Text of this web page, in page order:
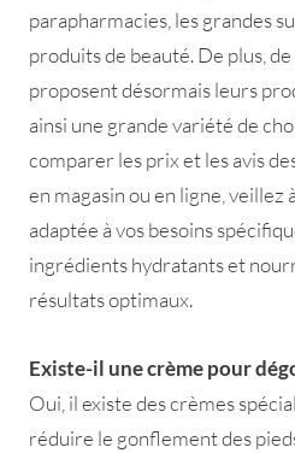
parapharmacies, les grandes
produits de beauté. De plus,
proposent désormais leurs
ainsi une grande variété de
comparer les prix et les avis
en magasin ou en ligne, veillez
adaptée à vos besoins
ingrédients hydratants et
résultats optimaux.
Existe-il une crème pour
Oui, il existe des crèmes
réduire le gonflement des